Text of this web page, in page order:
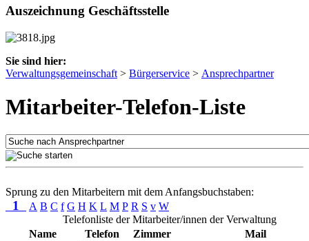
Auszeichnung Geschäftsstelle
Sie sind hier:
Verwaltungsgemeinschaft > Bürgerservice > Ansprechpartner
Mitarbeiter-Telefon-Liste
Sprung zu den Mitarbeitern mit dem Anfangsbuchstaben:
1 A B C f G H K L M P R S v W
Telefonliste der Mitarbeiter/innen der Verwaltung
Name
Telefon Zimmer Mail